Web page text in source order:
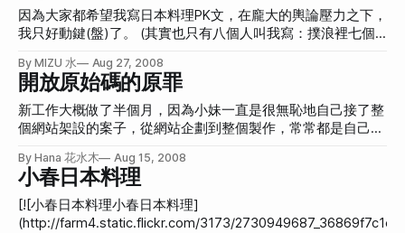
事，比方說租金、房東、魚的保存，他說這種海鮮料理食材很
難搞，因為最多最多，只能保存兩天就一定不能賣了，所以風
險很高。然後他還說，他最討厭客人一進來就問「ㄟ那個生魚
片新不新鮮啊？」他說問這個很無聊，因為沒有一個店家老闆
會說「不新鮮」啊！ 就像白癡記者很愛問「你媽死了，你難
過嗎？」這種問題。雖然可能大家都會有這樣的疑問，但真的
問出來，就是很蠢。 點了鮪魚刺身。算是有到入口即化的程
算是合理。 我點鮭魚肚丼飯，把生魚片就這樣放在飯上。150
元。 老闆點鮭魚子丼飯，
因為大家都希望我寫日本料理PK文，在龐大的輿論壓力之下，
我只好動鍵(盤)了。 (其實也只有八個人叫我寫：撲浪裡七個
本料理吃到飽哪一家比較讚？ **PK對象：**宮川日本料理敦
南分店 vs 小春日本料理敦南店(似乎沒其他分店) PK評分標
準： 店家網路搜尋(4%) 店家外觀(7%) 進去的第一印象(9%)
服務費/服務態度(9%) 食物豐富x好吃度(24%) 生魚片種類x新
**PK日期:：**宮川(2008-08-24)、小春(2008-08-25) 第一
節、店家網路搜尋 **宮川：**名字取的比較獨特，而且有自行
架設網站。因此SEO算是做得比較好，在google搜尋宮川，有
許多結果都跟宮川日本料理有關。 <
By MIZU 水 Aug 27, 2008
開放原始碼的原罪
新工作大概做了半個月，因為小妹一直是很無恥地自己接了整
個網站架設的案子，從網站企劃到整個製作，常常都是自己全
部分會去找一堆類似型態的網站當作參考，程式部分就用開放
原始碼的內容管理平台或是我本來就熟悉的Wordpress來做。
到新公司之後，老闆看過我的作品，其中有一個是用Xoops架
的，當時客戶要的就是論壇和一些可以自行上架的頁面，所以
By Hana 花水木 Aug 15, 2008
小春日本料理
[![小春日本料理小春日本料理]
(http://farm4.static.flickr.com/3173/